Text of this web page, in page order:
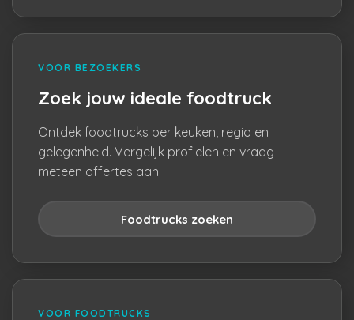
VOOR BEZOEKERS
Zoek jouw ideale foodtruck
Ontdek foodtrucks per keuken, regio en
gelegenheid. Vergelijk profielen en vraag
meteen offertes aan.
Foodtrucks zoeken
VOOR FOODTRUCKS